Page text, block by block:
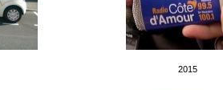
2015